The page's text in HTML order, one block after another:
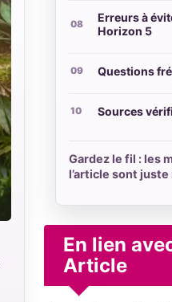
Erreurs à
Horizon 5
Questions
Sources
Gardez le fil : les
l’article sont juste
En lien
Article